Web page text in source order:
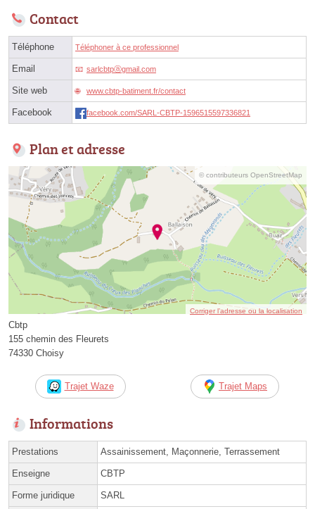
Contact
Téléphone Téléphoner à ce professionnel
Email sarlcbtpⓐgmail.com
Site web www.cbtp-batiment.fr/contact
Facebook facebook.com/SARL-CBTP-1596515597336821
Plan et adresse
© contributeurs OpenStreetMap
Corriger l’adresse ou la localisation
Cbtp
155 chemin des Fleurets
74330 Choisy
Trajet Waze Trajet Maps
Informations
Prestations Assainissement, Maçonnerie, Terrassement
Enseigne CBTP
Forme juridique SARL